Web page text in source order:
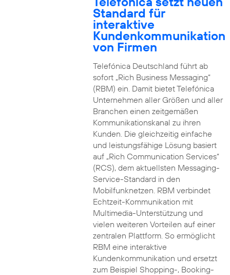
Standard für
interaktive
Kundenkommunikation
von Firmen
Telefónica Deutschland führt ab
sofort „Rich Business Messaging“
(RBM) ein. Damit bietet Telefónica
Unternehmen aller Größen und aller
Branchen einen zeitgemäßen
Kommunikationskanal zu ihren
Kunden. Die gleichzeitig einfache
und leistungsfähige Lösung basiert
auf „Rich Communication Services“
(RCS), dem aktuellsten Messaging-
Service-Standard in den
Mobilfunknetzen. RBM verbindet
Echtzeit-Kommunikation mit
Multimedia-Unterstützung und
vielen weiteren Vorteilen auf einer
zentralen Plattform. So ermöglicht
RBM eine interaktive
Kundenkommunikation und ersetzt
zum Beispiel Shopping-, Booking-